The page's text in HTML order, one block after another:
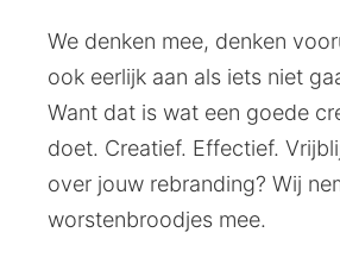
We denken mee, denken
ook eerlijk aan als iets niet
Want dat is wat een goede
doet. Creatief. Effectief.
over jouw rebranding? Wij
worstenbroodjes mee.